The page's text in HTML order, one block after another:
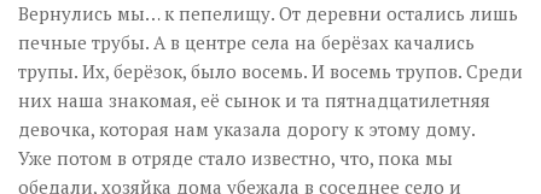
Вернулись мы… к пепелищу. От деревни остались лишь
печные трубы. А в центре села на берёзах качались
трупы. Их, берёзок, было восемь. И восемь трупов. Среди
них наша знакомая, её сынок и та пятнадцатилетняя
девочка, которая нам указала дорогу к этому дому.
Уже потом в отряде стало известно, что, пока мы
обедали, хозяйка дома убежала в соседнее село и